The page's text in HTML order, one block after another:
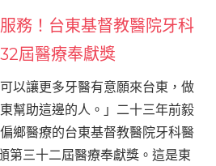
務！台東基督教醫院牙科
屆醫療奉獻獎
以讓更多牙醫有意願來台東，做
幫助這邊的人。」二十三年前毅
鄉醫療的台東基督教醫院牙科醫
第三十二屆醫療奉獻獎。這是東